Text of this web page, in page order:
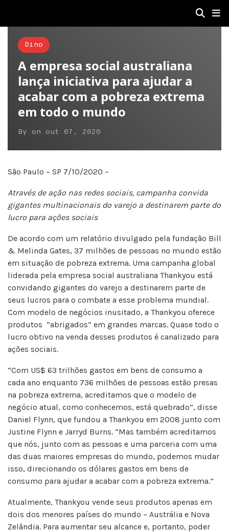
Dino
A empresa social australiana
lança iniciativa para ajudar a
acabar com a pobreza extrema
em todo o mundo
By on out 07, 2020
São Paulo – SP 7/10/2020 –
Através de ação nas redes sociais, campanha convida
gigantes multinacionais do varejo a destinarem parte do
lucro para ações sociais
De acordo com um relatório divulgado pela fundação Bill
& Melinda Gates, 37 milhões de pessoas no mundo estão
em situação de pobreza extrema. Uma campanha global
liderada pela empresa social australiana Thankyou está
convidando gigantes do varejo a destinarem parte de
seus lucros para o combate a esse problema mundial.
Com modelo de negócios inusitado, a Thankyou oferece
produtos “abrigados” em grandes marcas. Quase todo o
lucro obtivo na venda desses produtos é canalizado para
ações sociais.
“Com US$ 63 trilhões gastos em bens de consumo a
cada ano enquanto 736 milhões de pessoas estão presas
na pobreza extrema, acreditamos que o modelo de
negócio atual, como conhecemos, está quebrado”, disse
Daniel Flynn, que fundou a Thankyou em 2008 junto com
Justine Flynn e Jarryd Burns. “Mas também acreditamos
que nós, junto com as pessoas e uma parceria com uma
das duas maiores empresas do mundo, podemos mudar
isso, direcionando os dólares gastos em bens de
consumo para ajudar a acabar com a pobreza extrema.”
Atualmente, Thankyou vende seus produtos apenas em
dois dos menores países do mundo – Austrália e Nova
Zelândia. Para aumentar seu alcance e, portanto, poder